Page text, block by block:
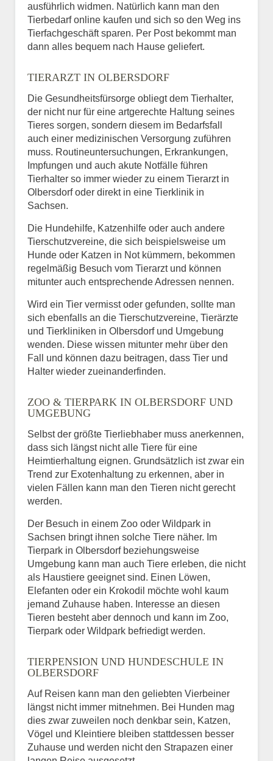
ausführlich widmen. Natürlich kann man den
Tierbedarf online kaufen und sich so den Weg ins
Tierfachgeschäft sparen. Per Post bekommt man
dann alles bequem nach Hause geliefert.
TIERARZT IN OLBERSDORF
Die Gesundheitsfürsorge obliegt dem Tierhalter,
der nicht nur für eine artgerechte Haltung seines
Tieres sorgen, sondern diesem im Bedarfsfall
auch einer medizinischen Versorgung zuführen
muss. Routineuntersuchungen, Erkrankungen,
Impfungen und auch akute Notfälle führen
Tierhalter so immer wieder zu einem Tierarzt in
Olbersdorf oder direkt in eine Tierklinik in
Sachsen.
Die Hundehilfe, Katzenhilfe oder auch andere
Tierschutzvereine, die sich beispielsweise um
Hunde oder Katzen in Not kümmern, bekommen
regelmäßig Besuch vom Tierarzt und können
mitunter auch entsprechende Adressen nennen.
Wird ein Tier vermisst oder gefunden, sollte man
sich ebenfalls an die Tierschutzvereine, Tierärzte
und Tierkliniken in Olbersdorf und Umgebung
wenden. Diese wissen mitunter mehr über den
Fall und können dazu beitragen, dass Tier und
Halter wieder zueinanderfinden.
ZOO & TIERPARK IN OLBERSDORF UND
UMGEBUNG
Selbst der größte Tierliebhaber muss anerkennen,
dass sich längst nicht alle Tiere für eine
Heimtierhaltung eignen. Grundsätzlich ist zwar ein
Trend zur Exotenhaltung zu erkennen, aber in
vielen Fällen kann man den Tieren nicht gerecht
werden.
Der Besuch in einem Zoo oder Wildpark in
Sachsen bringt ihnen solche Tiere näher. Im
Tierpark in Olbersdorf beziehungsweise
Umgebung kann man auch Tiere erleben, die nicht
als Haustiere geeignet sind. Einen Löwen,
Elefanten oder ein Krokodil möchte wohl kaum
jemand Zuhause haben. Interesse an diesen
Tieren besteht aber dennoch und kann im Zoo,
Tierpark oder Wildpark befriedigt werden.
TIERPENSION UND HUNDESCHULE IN
OLBERSDORF
Auf Reisen kann man den geliebten Vierbeiner
längst nicht immer mitnehmen. Bei Hunden mag
dies zwar zuweilen noch denkbar sein, Katzen,
Vögel und Kleintiere bleiben stattdessen besser
Zuhause und werden nicht den Strapazen einer